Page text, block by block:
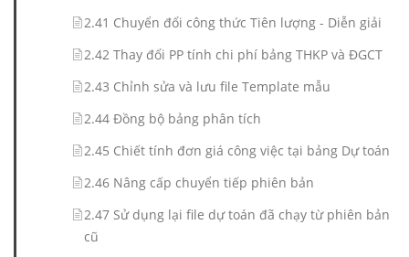
2.41 Chuyển đổi công thức Tiên lượng - Diễn giải
2.42 Thay đổi PP tính chi phí bảng THKP và ĐGCT
2.43 Chỉnh sửa và lưu file Template mẫu
2.44 Đồng bộ bảng phân tích
2.45 Chiết tính đơn giá công việc tại bảng Dự toán
2.46 Nâng cấp chuyển tiếp phiên bản
2.47 Sử dụng lại file dự toán đã chạy từ phiên bản
cũ